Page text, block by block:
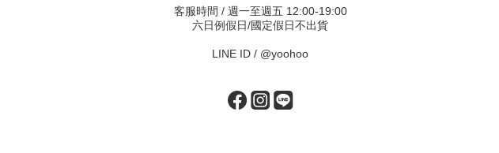
客服時間 / 週一至週五 12:00-19:00
六日例假日/國定假日不出貨
LINE ID / @yoohoo